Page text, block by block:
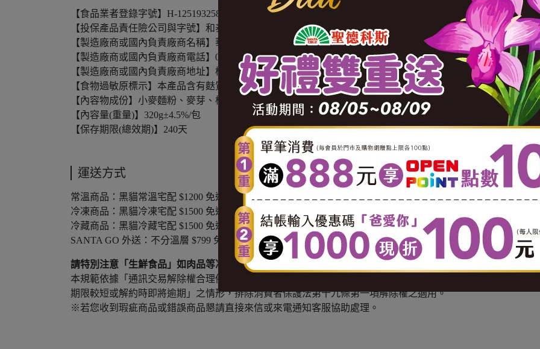
【食品業者登錄字號】H-125193258-00000-0
【投保產品責任險公司與字號】和泰產物保險股份有限公司60-114-06976120-00015-PDL
【製造廠商或國內負責廠商名稱】華宥企業有限公司
【製造廠商或國內負責廠商電話】03-3771719
【製造廠商或國內負責廠商地址】桃園市八德區和平路772巷16號
【食物過敏原標示】本產品含有麩質(小麥、藜麥)、芝麻、堅果。
【內容物成份】小麥麵粉、麥芽、棕櫚油(未氫化)、糖、黑糖、紅藜麥、蔓越莓乾、杏仁、南瓜子仁、枸杞、
【內容量(重量)】320g±4.5%/包
【保存期限(總效期)】240天
運送方式
常溫商品：黑貓常溫宅配 $1200 免運，未滿 $1200 酌收 $100 運費。
冷凍商品：黑貓冷凍宅配 $1500 免運，未滿 $1500 酌收 $150 運費。
冷藏商品：黑貓冷藏宅配 $1500 免運，未滿 $1500 酌收 $150 運費。
SANTA GO 外送：不分溫層 $799 免運，未滿 $799 以實際公里數酌收運費( 1公里內運費 $65。1.1-3 公里，每
請特別注意「生鮮食品」如肉品等冷凍食品或牛奶等冷藏食品不適用七天鑑賞期服務(商品瑕疵及配送錯誤情況
本規範依據「通訊交易解除權合理例外情事適用準則」第2條：消費者保護法第十九條第一項但書所稱合理例
期限較短或解約時即將逾期」之情形，排除消費者保護法第十九條第一項解除權之適用。
※若您收到瑕疵商品或錯誤商品懇請直接來信或來電通知客服協助處理。